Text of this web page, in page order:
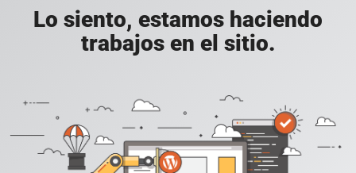
Lo siento, estamos haciendo
trabajos en el sitio.